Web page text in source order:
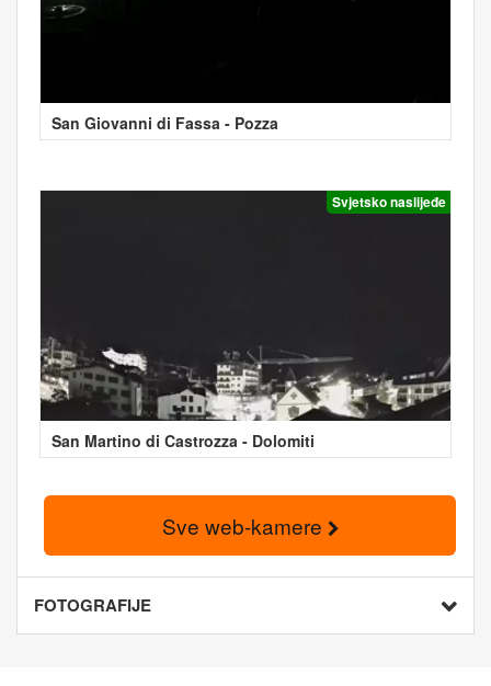
San Giovanni di Fassa - Pozza
Svjetsko naslijeđe
San Martino di Castrozza - Dolomiti
Sve web-kamere
FOTOGRAFIJE